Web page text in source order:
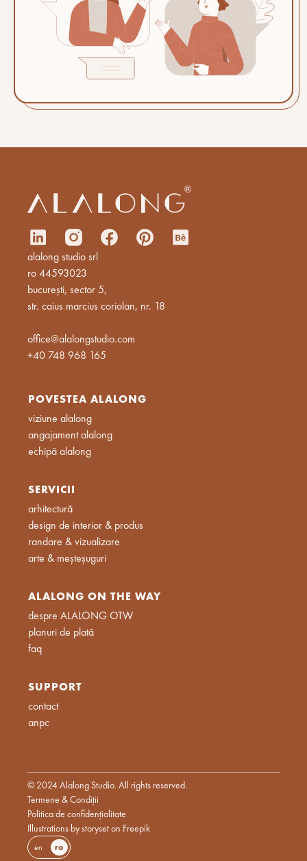
alalong studio srl
ro 44593023
bucurești, sector 5,
str. caius marcius coriolan, nr. 18
office@alalongstudio.com
+40 748 968 165
POVESTEA ALALONG
viziune alalong
angajament alalong
echipă alalong
SERVICII
arhitectură
design de interior & produs
randare & vizualizare
arte & meșteșuguri
ALALONG ON THE WAY
despre ALALONG OTW
planuri de plată
faq
SUPPORT
contact
anpc
© 2024 Alalong Studio. All rights reserved.
Termene & Condiții
Politica de confidențialitate
Illustrations by storyset on Freepik
en ro